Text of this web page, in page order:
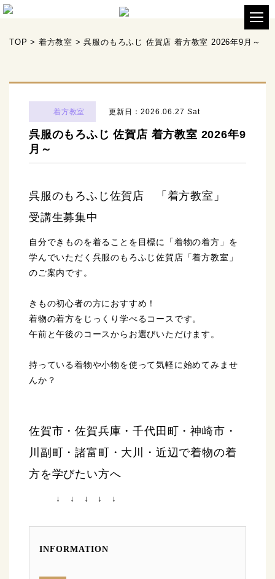
TOP > 着方教室 >呉服のもろふじ 佐賀店 着方教室 2026年9月～
着方教室 更新日：2026.06.27 Sat
呉服のもろふじ 佐賀店 着方教室 2026年9
月～
呉服のもろふじ佐賀店 「着方教室」
受講生募集中
自分できものを着ることを目標に「着物の着方」を
学んでいただく呉服のもろふじ佐賀店「着方教室」
のご案内です。
きもの初心者の方におすすめ！
着物の着方をじっくり学べるコースです。
午前と午後のコースからお選びいただけます。
持っている着物や小物を使って気軽に始めてみませ
んか？
佐賀市・佐賀兵庫・千代田町・神崎市・
川副町・諸富町・大川・近辺で着物の着
方を学びたい方へ
↓ ↓ ↓ ↓ ↓
INFORMATION